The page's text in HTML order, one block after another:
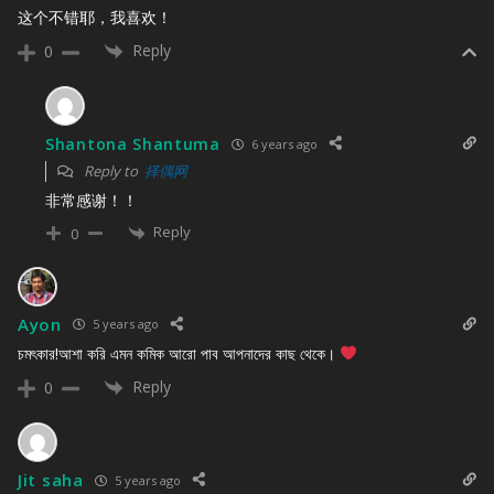
这个不错耶，我喜欢！
0
Reply
Shantona Shantuma 6 years ago
Reply to 择偶网
非常感谢！！
0 Reply
Ayon 5 years ago
চমৎকার!আশা করি এমন কমিক আরো পাব আপনাদের কাছ থেকে।
0
Reply
Jit saha 5 years ago